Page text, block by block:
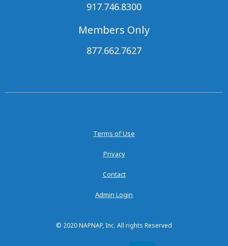
917.746.8300
Members Only
877.662.7627
Terms of Use
Privacy
Contact
Admin Login
© 2020 NAPNAP, Inc. All rights Reserved